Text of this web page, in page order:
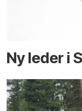
Ny leder i